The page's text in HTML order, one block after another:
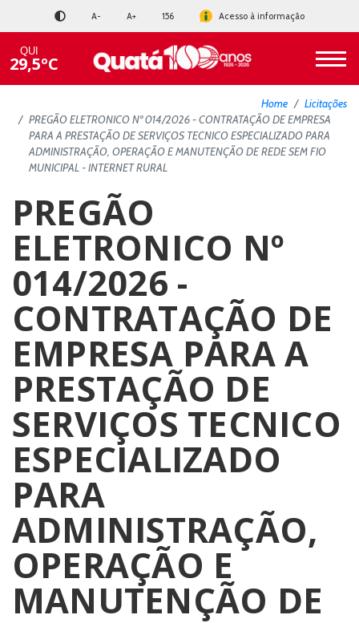
A- A+ 156 Acesso à informação
QUI
29,5ºC
Home
Licitações
PREGÃO ELETRONICO Nº 014/2026 - CONTRATAÇÃO DE EMPRESA
PARA A PRESTAÇÃO DE SERVIÇOS TECNICO ESPECIALIZADO PARA
ADMINISTRAÇÃO, OPERAÇÃO E MANUTENÇÃO DE REDE SEM FIO
MUNICIPAL - INTERNET RURAL
PREGÃO
ELETRONICO Nº
014/2026 -
CONTRATAÇÃO DE
EMPRESA PARA A
PRESTAÇÃO DE
SERVIÇOS TECNICO
ESPECIALIZADO
PARA
ADMINISTRAÇÃO,
OPERAÇÃO E
MANUTENÇÃO DE